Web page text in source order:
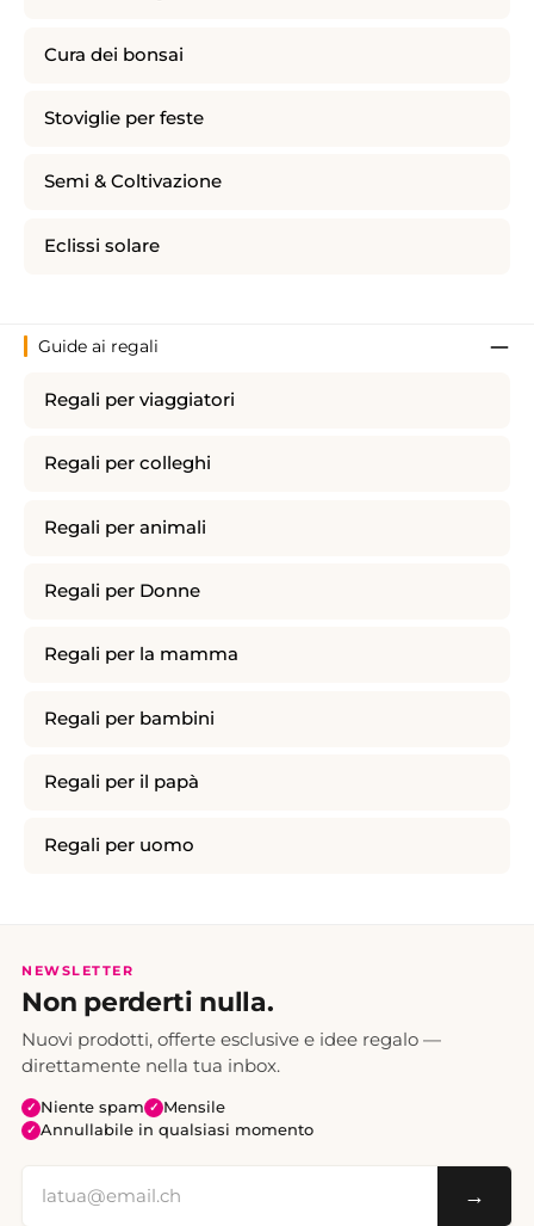
Cura dei bonsai
Stoviglie per feste
Semi & Coltivazione
Eclissi solare
Guide ai regali
Regali per viaggiatori
Regali per colleghi
Regali per animali
Regali per Donne
Regali per la mamma
Regali per bambini
Regali per il papà
Regali per uomo
NEWSLETTER
Non perderti nulla.
Nuovi prodotti, offerte esclusive e idee regalo —
direttamente nella tua inbox.
✓ Niente spam ✓ Mensile
✓ Annullabile in qualsiasi momento
→